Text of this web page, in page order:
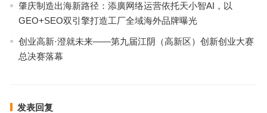
肇庆制造出海新路径：添廣网络运营依托天小智AI，以
GEO+SEO双引擎打造工厂全域海外品牌曝光
创业高新·澄就未来——第九届江阴（高新区）创新创业大赛
总决赛落幕
发表回复